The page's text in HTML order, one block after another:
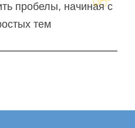
пробелы, начиная с
тем